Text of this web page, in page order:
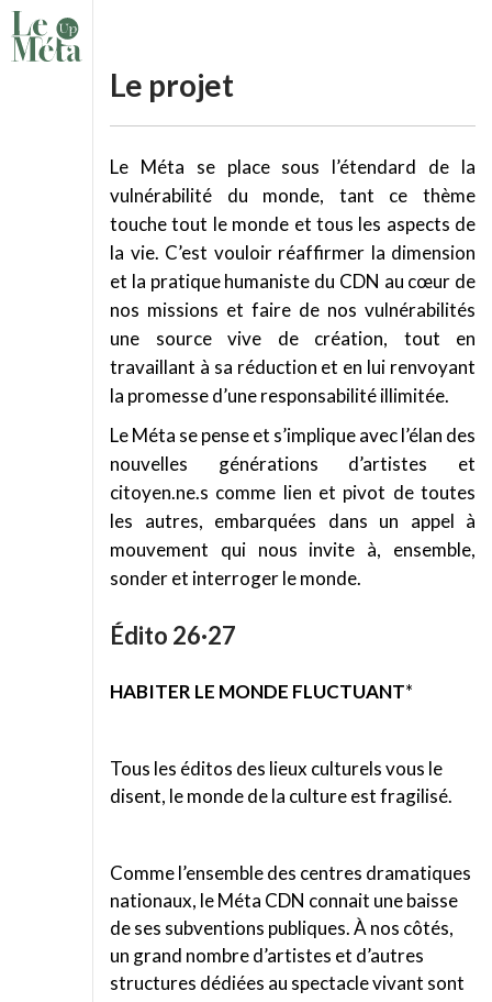
Le projet
Le Méta se place sous l’étendard de la
vulnérabilité du monde, tant ce thème
touche tout le monde et tous les aspects de
la vie. C’est vouloir réaffirmer la dimension
et la pratique humaniste du CDN au cœur de
nos missions et faire de nos vulnérabilités
une source vive de création, tout en
travaillant à sa réduction et en lui renvoyant
la promesse d’une responsabilité illimitée.
Le Méta se pense et s’implique avec l’élan des
nouvelles générations d’artistes et
citoyen.ne.s comme lien et pivot de toutes
les autres, embarquées dans un appel à
mouvement qui nous invite à, ensemble,
sonder et interroger le monde.
Édito 26·27
HABITER LE MONDE FLUCTUANT*
Tous les éditos des lieux culturels vous le
disent, le monde de la culture est fragilisé.
Comme l’ensemble des centres dramatiques
nationaux, le Méta CDN connait une baisse
de ses subventions publiques. À nos côtés,
un grand nombre d’artistes et d’autres
structures dédiées au spectacle vivant sont